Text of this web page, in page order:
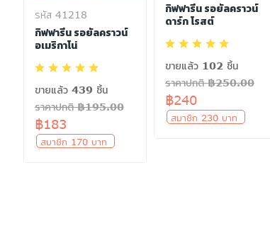
รหัส 41218
กิฟฟารีน รอยัลคราวน์
อเมริกาโน่
ขายแล้ว 439 ชิ้น
ราคาปกติ ฿195.00
฿183
สมาชิก 170 บาท
กิฟฟารีน รอยัลคราวน์
ดาร์ก โรสต์
ขายแล้ว 102 ชิ้น
ราคาปกติ ฿250.00
฿240
สมาชิก 230 บาท